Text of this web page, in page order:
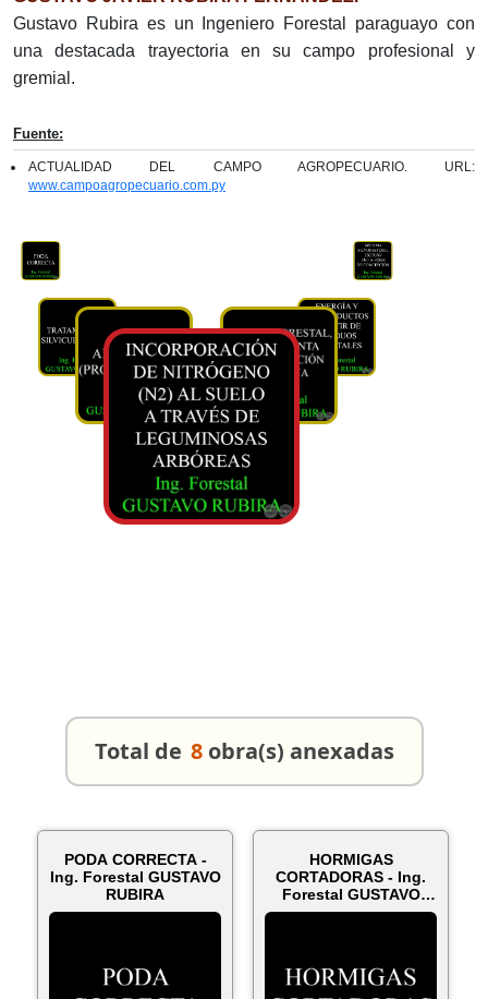
Gustavo Rubira es un Ingeniero Forestal paraguayo con
una destacada trayectoria en su campo profesional y
gremial.
Fuente:
ACTUALIDAD DEL CAMPO AGROPECUARIO. URL:
www.campoagropecuario.com.py
Total de 8 obra(s) anexadas
PODA CORRECTA -
Ing. Forestal GUSTAVO
RUBIRA
HORMIGAS
CORTADORAS - Ing.
Forestal GUSTAVO
RUBIRA